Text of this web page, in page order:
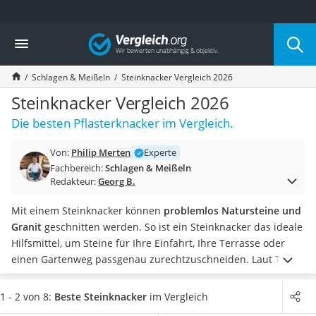
Die beliebtesten Vergleiche nach Kategorie
Baumarkt
Tresor feuerfest
Makita-Akku-Rasenmäher
Kappsäge
Smartes Türschloss
Akku-Rasentrimmer
Split-Klimaanlage 2 Innengeräte
Pelletofen
Tiefbrunnenpumpe
Fliesenschneider
Hochdruckreiniger
Doppelschleifer
Überwachungskamera
Benzinrasenmäher mit Elektrostart
Vergleich
Schlagen & Meißeln Steinknacker Vergleich 2026
Steinknacker Vergleich 2026
Die besten Pflasterknacker im Vergleich.
Von: Philip Merten
Experte
Fachbereich:Schlagen & Meißeln
Redakteur:Georg B.
Mit einem Steinknacker können problemlos Natursteine und
Granit geschnitten werden. So ist ein Steinknacker das ideale
Hilfsmittel, um Steine für Ihre Einfahrt, Ihre Terrasse oder
einen Gartenweg passgenau zurechtzuschneiden. Laut Tests
im Internet sind kraftvolle Steinknacker ebenso ideal, um
Rasenkantensteine zu teilen.Wählen Sie jetzt einen
1 - 2 von 8: Beste Steinknacker im Vergleich